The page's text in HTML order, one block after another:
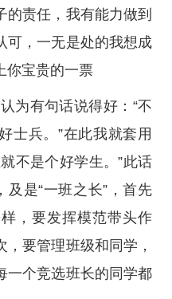
的责任，我有能力做到
可，一无是处的我想成
你宝贵的一票
为有句话说得好：“不
士兵。”在此我就套用
不是个好学生。”此话
及是“一班之长”，首先
，要发挥模范带头作
要管理班级和同学，
一个竞选班长的同学都